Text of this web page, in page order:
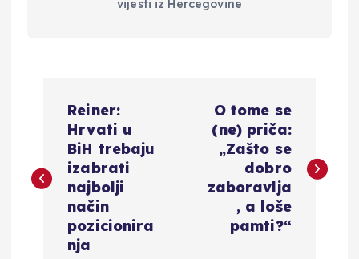
vijesti iz Hercegovine
v
Reiner:
Hrvati u
BiH trebaju
izabrati
najbolji
način
pozicionira
nja
O tome se
(ne) priča:
„Zašto se
dobro
zaboravlja
, a loše
pamti?“